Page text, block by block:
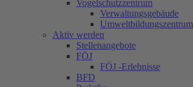
Vogelschutzzentrum
Verwaltungsgebäude
Umweltbildungszentrum
Aktiv werden
Stellenangebote
FÖJ
FÖJ -Erlebnisse
BFD